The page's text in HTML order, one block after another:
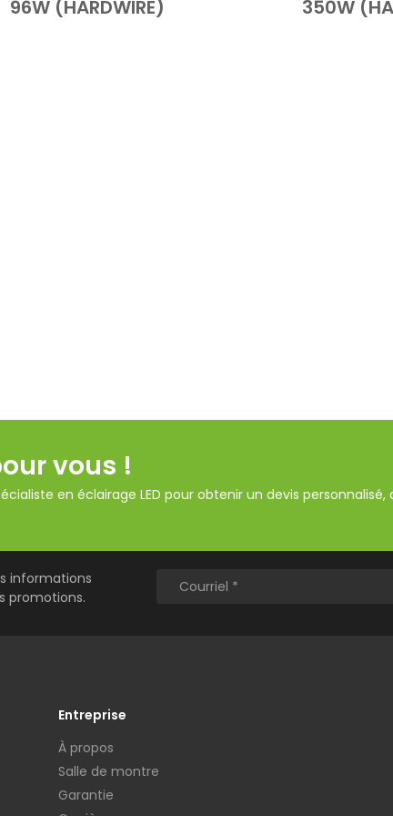
96W (HARDWIRE)
350W
vous !
en éclairage LED pour obtenir un devis personnalisé,
informations
promotions.
Entreprise
À propos
Salle de montre
Garantie